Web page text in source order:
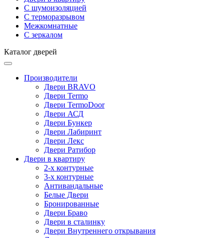
С шумоизоляцией
С терморазрывом
Межкомнатные
С зеркалом
Каталог дверей
Производители
Двери BRAVO
Двери Termo
Двери TermoDoor
Двери АСД
Двери Бункер
Двери Лабиринт
Двери Лекс
Двери Ратибор
Двери в квартиру
2-х контурные
3-х контурные
Антивандальные
Белые Двери
Бронированные
Двери Браво
Двери в сталинку
Двери Внутреннего открывания